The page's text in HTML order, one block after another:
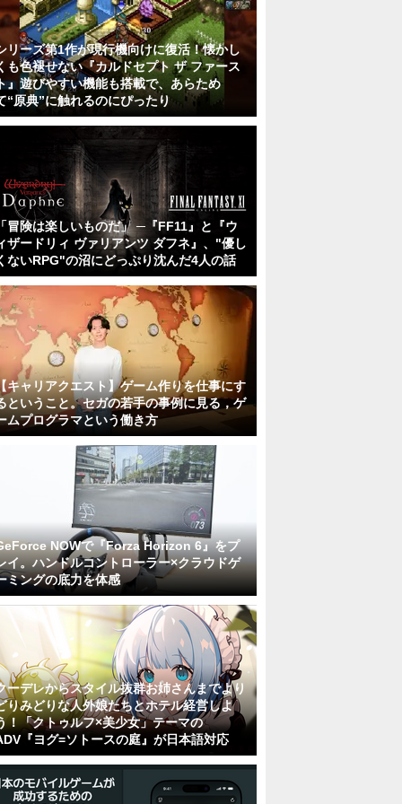
リーズ第1作が現行機向けに復活！懐かし
も色褪せない『カルドセプト ザ ファース
』遊びやすい機能も搭載で、あらため
“原典”に触れるのにぴったり
冒険は楽しいものだ」 ─『FF11』と『ウ
ザードリィ ヴァリアンツ ダフネ』、"優し
ないRPG"の沼にどっぷり沈んだ4人の話
キャリアクエスト】ゲーム作りを仕事にす
ということ。セガの若手の事例に見る，ゲ
ムプログラマという働き方
NOWで『Forza Horizon 6』をプ
イ。ハンドルコントローラー×クラウドゲ
ミングの底力を体感
ーデレからスタイル抜群お姉さんまでより
りみどりな人外娘たちとホテル経営しよ
！「クトゥルフ×美少女」テーマの
『ヨグ=ソトースの庭』が日本語対応